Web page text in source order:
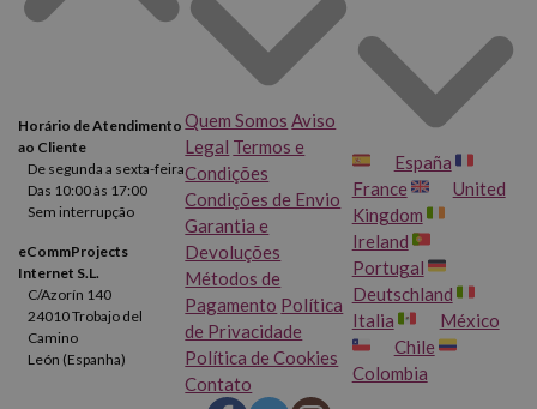
Horário de Atendimento
ao Cliente
De segunda a sexta-feira
Das 10:00 às 17:00
Sem interrupção
eCommProjects
Internet S.L.
C/Azorín 140
24010 Trobajo del
Camino
León (Espanha)
Quem Somos Aviso
Legal Termos e
Condições
Condições de Envio
Garantia e
Devoluções
Métodos de
Pagamento Política
de Privacidade
Política de Cookies
Contato
España
France
United
Kingdom
Ireland
Portugal
Deutschland
Italia
México
Chile
Colombia